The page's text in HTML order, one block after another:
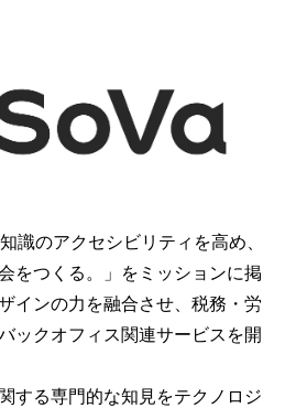
識のアクセシビリティを高め、
をつくる。」をミッションに掲
インの力を融合させ、税務・労
ックオフィス関連サービスを開
する専門的な知見をテクノロジ